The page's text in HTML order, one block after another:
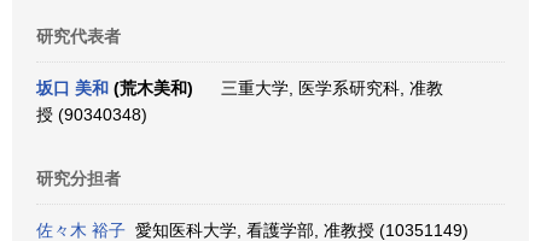
研究代表者
坂口 美和 (荒木美和)
三重大学, 医学系研究科, 准教
授 (90340348)
研究分担者
佐々木 裕子 愛知医科大学, 看護学部, 准教授 (10351149)